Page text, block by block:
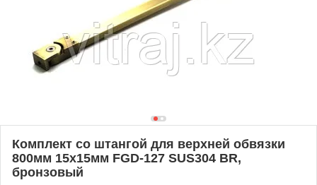
Комплект со штангой для верхней обвязки
800мм 15х15мм FGD-127 SUS304 BR,
бронзовый